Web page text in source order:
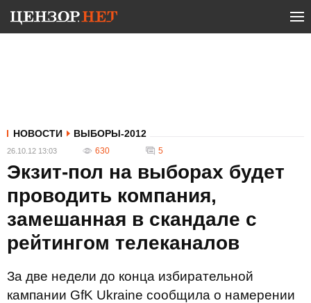
НОВОСТИ ВЫБОРЫ-2012
26.10.12 13:03 630 5
Экзит-пол на выборах будет
проводить компания,
замешанная в скандале с
рейтингом телеканалов
За две недели до конца избирательной
кампании GfK Ukraine сообщила о намерении